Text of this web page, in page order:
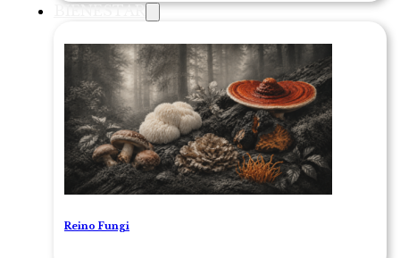
BIENESTAR
Reino Fungi